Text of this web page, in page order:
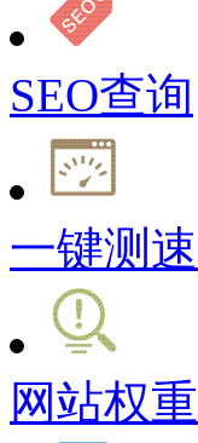
SEO查询
一键测速
网站权重